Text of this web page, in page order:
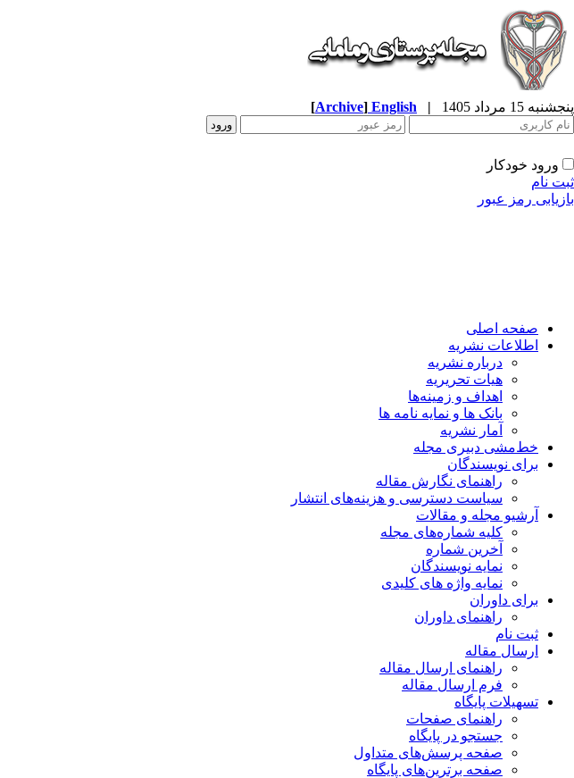
پنجشنبه 15 مرداد 1405 |
English
[Archive]
ورود خودکار
ثبت نام
بازیابی رمز عبور
صفحه اصلی
اطلاعات نشریه
درباره نشریه
هیات تحریریه
اهداف و زمینه‌ها
بانک ها و نمایه نامه ها
آمار نشریه
خط‌مشی دبیری مجله
برای نویسندگان
راهنمای نگارش مقاله
سیاست دسترسی و هزینه‌های انتشار
آرشیو مجله و مقالات
کلیه شماره‌های مجله
آخرین شماره
نمایه نویسندگان
نمایه واژه های کلیدی
برای داوران
راهنمای داوران
ثبت نام
ارسال مقاله
راهنمای ارسال مقاله
فرم ارسال مقاله
تسهیلات پایگاه
راهنمای صفحات
جستجو در پایگاه
صفحه پرسش‌های متداول
صفحه برترین‌های پایگاه